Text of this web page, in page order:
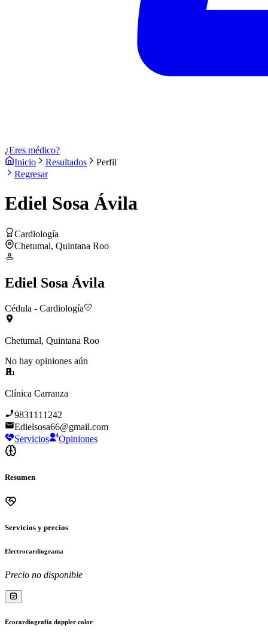
¿Eres médico?
Inicio
Resultados
Perfil
Regresar
Ediel Sosa Ávila
Cardiología
Chetumal, Quintana Roo
Ediel Sosa Ávila
Cédula - Cardiología
Chetumal, Quintana Roo
No hay opiniones aún
Clínica Carranza
9831111242
Edielsosa66@gmail.com
Servicios
Opiniones
Resumen
Servicios y precios
Electrocardiograma
Precio no disponible
Ecocardiografía doppler color